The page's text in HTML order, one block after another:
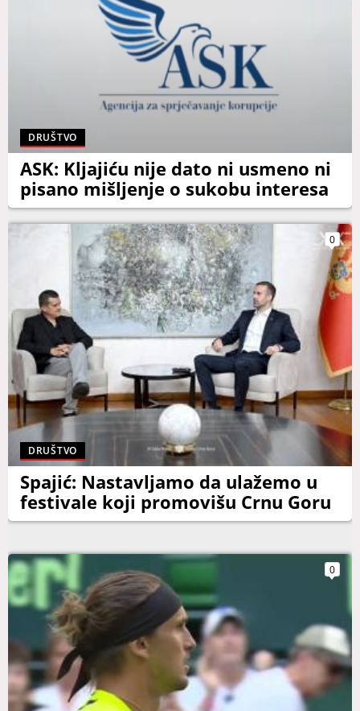
DRUŠTVO
ASK: Kljajiću nije dato ni usmeno ni
pisano mišljenje o sukobu interesa
DRUŠTVO
Spajić: Nastavljamo da ulažemo u
festivale koji promovišu Crnu Goru
0
0